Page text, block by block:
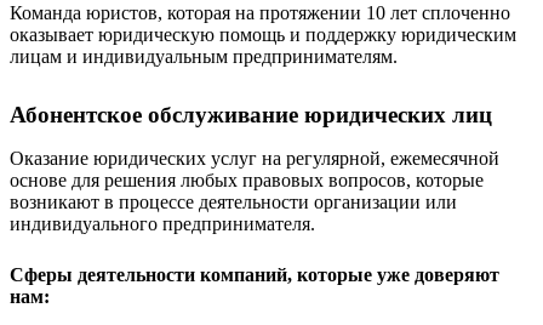
Команда юристов, которая на протяжении 10 лет сплоченно
оказывает юридическую помощь и поддержку юридическим
лицам и индивидуальным предпринимателям.
Абонентское обслуживание юридических лиц
Оказание юридических услуг на регулярной, ежемесячной
основе для решения любых правовых вопросов, которые
возникают в процессе деятельности организации или
индивидуального предпринимателя.
Сферы деятельности компаний, которые уже доверяют
нам: